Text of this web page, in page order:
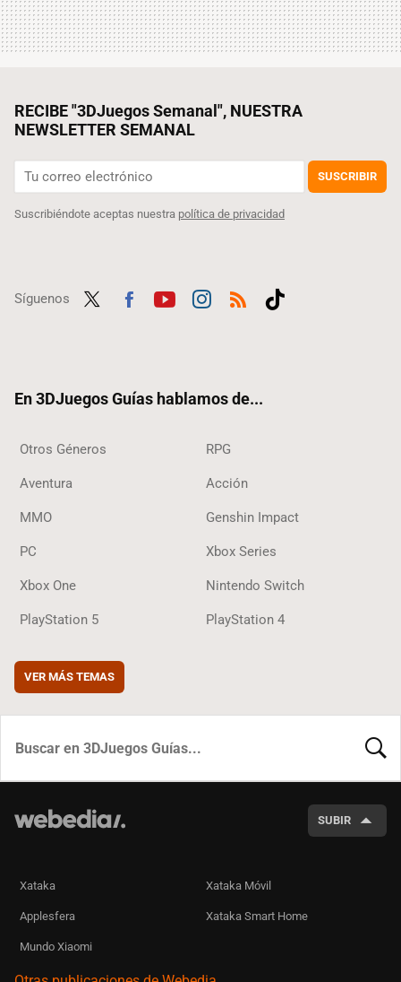
RECIBE "3DJuegos Semanal", NUESTRA
NEWSLETTER SEMANAL
SUSCRIBIR
Suscribiéndote aceptas nuestra política de privacidad
Síguenos
En 3DJuegos Guías hablamos de...
Otros Géneros RPG
Aventura Acción
MMO Genshin Impact
PC Xbox Series
Xbox One Nintendo Switch
PlayStation 5 PlayStation 4
VER MÁS TEMAS
SUBIR
Xataka Xataka Móvil
Applesfera Xataka Smart Home
Mundo Xiaomi